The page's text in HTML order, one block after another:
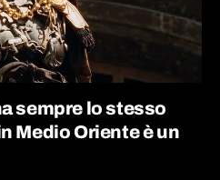
sempre lo stesso
Medio Oriente è un